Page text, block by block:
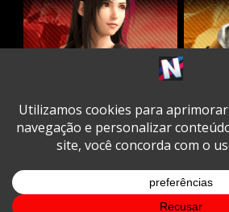
TwitterFacebook
Instagram